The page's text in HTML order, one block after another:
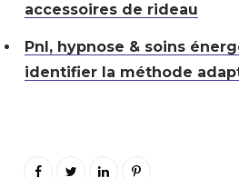
accessoires de rideau
Pnl, hypnose & soins
identifier la méthode